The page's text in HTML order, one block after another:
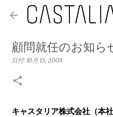
スキップしてメイ
顧問就任のお知ら
日付: 10月 15, 2008
キャスタリア株式会社（本